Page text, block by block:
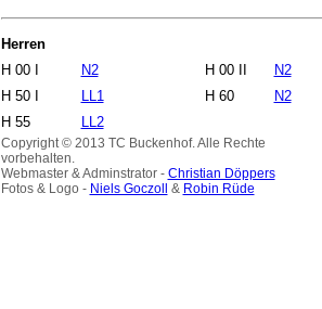
Herren
H 00 I
N2 H 00 II
N2
H 50 I
LL1 H 60
N2
H 55
LL2
Copyright © 2013 TC Buckenhof. Alle Rechte
vorbehalten.
Webmaster & Adminstrator - Christian Döppers
Fotos & Logo - Niels Goczoll & Robin Rüde